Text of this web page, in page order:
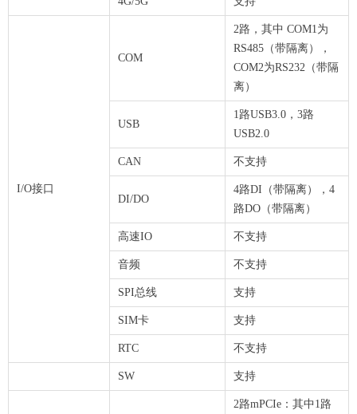
I/O接口
COM
2路，其中 COM1为
RS485（带隔离），
COM2为RS232（带隔
离）
USB
1路USB3.0，3路
USB2.0
CAN 不支持
DI/DO
4路DI（带隔离），4
路DO（带隔离）
高速IO 不支持
音频 不支持
SPI总线 支持
SIM卡 支持
RTC 不支持
SW 支持
2路mPCIe：其中1路